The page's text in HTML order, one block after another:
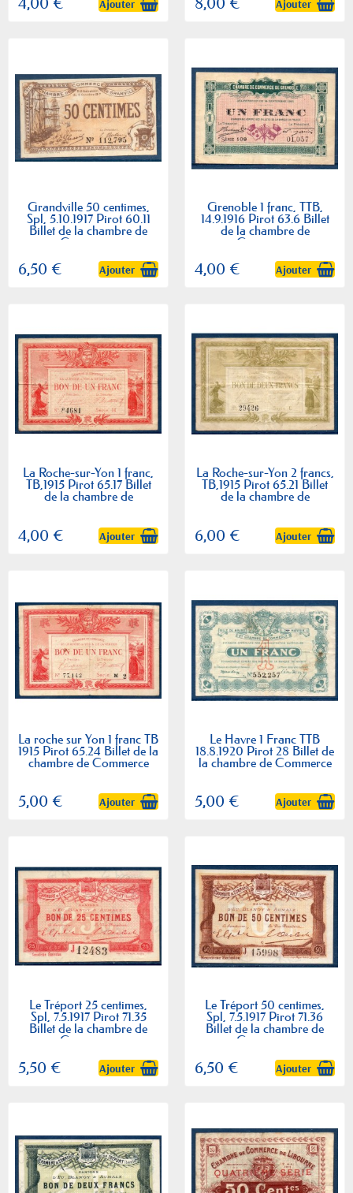
Ajouter Ajouter
Grandville 50 centimes,
Spl, 5.10.1917 Pirot 60.11
Billet de la chambre de
Commerce
6,50 € Ajouter
Grenoble 1 franc, TTB,
14.9.1916 Pirot 63.6 Billet
de la chambre de
Commerce
4,00 € Ajouter
La Roche-sur-Yon 1 franc,
TB,1915 Pirot 65.17 Billet
de la chambre de
4,00 € Ajouter
La Roche-sur-Yon 2 francs,
TB,1915 Pirot 65.21 Billet
de la chambre de
6,00 € Ajouter
La roche sur Yon 1 franc TB
1915 Pirot 65.24 Billet de la
chambre de Commerce
5,00 € Ajouter
Le Havre 1 Franc TTB
18.8.1920 Pirot 28 Billet de
la chambre de Commerce
5,00 € Ajouter
Le Tréport 25 centimes,
Spl, 7.5.1917 Pirot 71.35
Billet de la chambre de
Commerce
5,50 € Ajouter
Le Tréport 50 centimes,
Spl, 7.5.1917 Pirot 71.36
Billet de la chambre de
Commerce
6,50 € Ajouter